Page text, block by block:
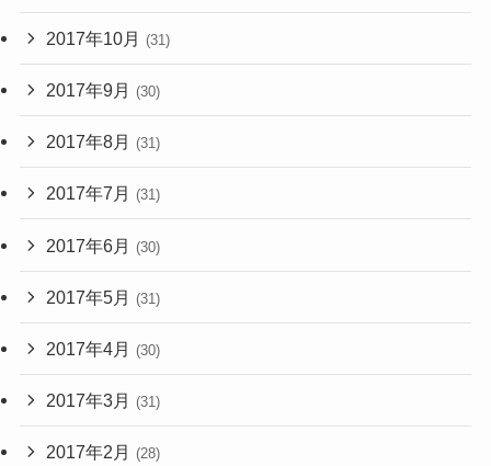
2017年10月 (31)
2017年9月 (30)
2017年8月 (31)
2017年7月 (31)
2017年6月 (30)
2017年5月 (31)
2017年4月 (30)
2017年3月 (31)
2017年2月 (28)